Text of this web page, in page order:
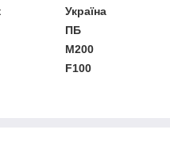
Україна
ПБ
М200
F100